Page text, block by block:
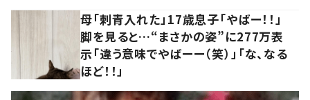
母「刺青入れた」17歳息子「やばー！！」
脚を見ると…“まさかの姿”に277万表
示「違う意味でやばーー（笑）」「な、なる
ほど！！」